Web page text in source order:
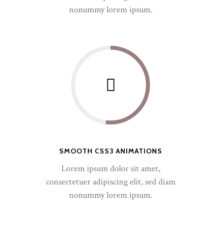
nonummy lorem ipsum.
SMOOTH CSS3 ANIMATIONS
Lorem ipsum dolor sit amet,
consectetuer adipiscing elit, sed diam
nonummy lorem ipsum.